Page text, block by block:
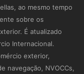
ao mesmo tempo
sobre os
É atualizado
Internacional.
exterior,
navegação, NVOCCs,